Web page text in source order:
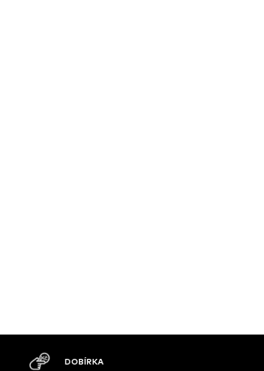
MOŽNOST VRÁCENÍ ZBOŽÍ DO 30 DNŮ